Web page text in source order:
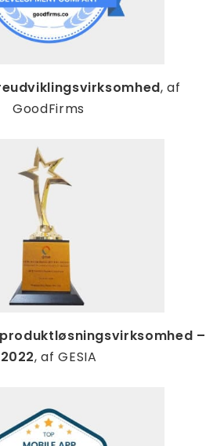
, af
GoodFirms
–
2022, af GESIA